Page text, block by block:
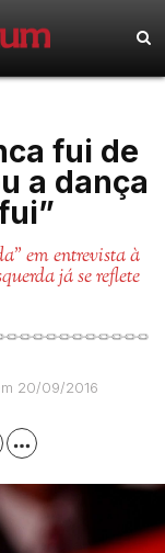
fui de
a dança
em entrevista à
já se reflete
20/09/2016